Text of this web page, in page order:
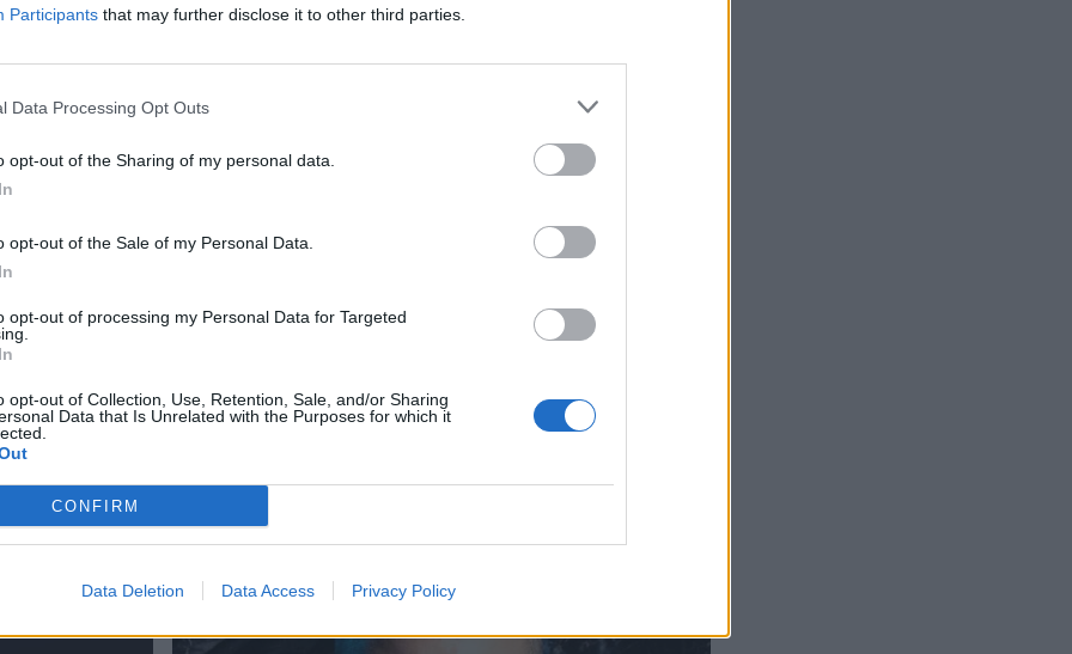
Participants that may further disclose it to other third parties.
Data Processing Opt Outs
opt-out of the Sharing of my personal data.
opt-out of the Sale of my Personal Data.
opt-out of processing my Personal Data for Targeted
opt-out of Collection, Use, Retention, Sale, and/or Sharing
Data that Is Unrelated with the Purposes for which it
CONFIRM
Data Deletion Data Access Privacy Policy
Räppärit Elastinen ja Timo Pieni Huijaus ovat
tehneet Beats &
toinen
päättyy